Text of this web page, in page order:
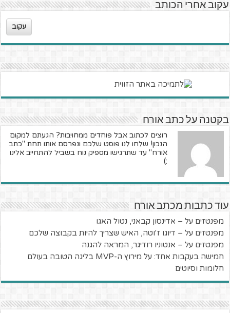
עקוב אחרי הכותב
עקוב
בקטנה על כתב אורח
רוצים לכתוב אבל פוחדים ממחויבות? הגעתם למקום
הנכון! שלחו לנו פוסט שלכם ונפרסם אותו תחת "כתב
אורח" עד שתרגישו מספיק נוח בשביל להתחייב אלינו
:)
עוד כתבות מכתב אורח
מפנטזים על – אדינסון קבאני, נטול האגו
מפנטזים על – דיוגו ז'וטה, האיש שצריך להיות בקבוצה שלכם
מפנטזים על – אנטוניו רודיגר, המראה להגנה
חמישה בעקבות אחד: על מירוץ ה-MVP בליגה הטובה בעולם
חלומות וסיוטים